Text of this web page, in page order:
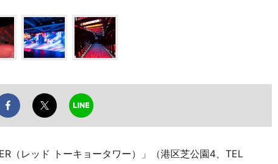
（レッド トーキョータワー）」（港区芝公園4、TEL